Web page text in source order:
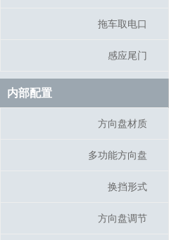
拖车取电口
感应尾门
内部配置
方向盘材质
多功能方向盘
换挡形式
方向盘调节
拖车取电口
感应尾门
内部配置
方向盘材质
多功能方向盘
换挡形式
方向盘调节